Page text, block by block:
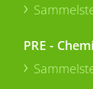
PRE -